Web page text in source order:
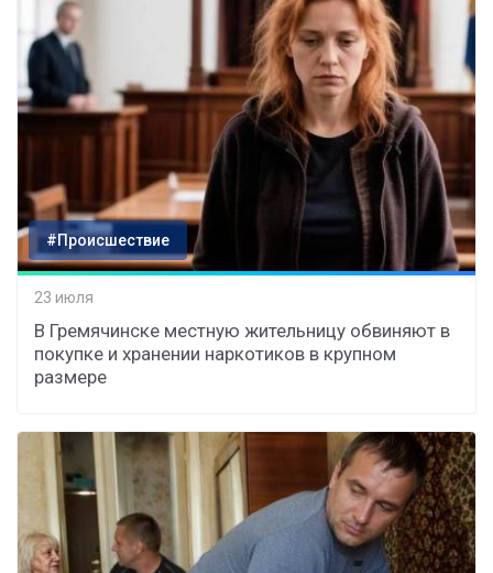
#Происшествие
23 июля
В Гремячинске местную жительницу обвиняют в
покупке и хранении наркотиков в крупном
размере